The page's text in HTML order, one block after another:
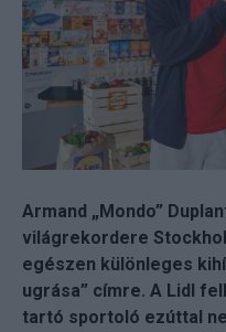
Armand „Mondo”
világrekordere
egészen különleges
ugrása” címre. A Lidl
tartó sportoló ezúttal